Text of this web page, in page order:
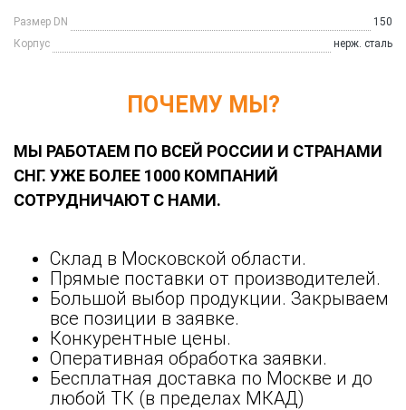
Размер DN
150
Корпус
нерж. сталь
ПОЧЕМУ МЫ?
МЫ РАБОТАЕМ ПО ВСЕЙ РОССИИ И СТРАНАМИ
СНГ. УЖЕ БОЛЕЕ 1000 КОМПАНИЙ
СОТРУДНИЧАЮТ С НАМИ.
Склад в Московской области.
Прямые поставки от производителей.
Большой выбор продукции. Закрываем
все позиции в заявке.
Конкурентные цены.
Оперативная обработка заявки.
Бесплатная доставка по Москве и до
любой ТК (в пределах МКАД)